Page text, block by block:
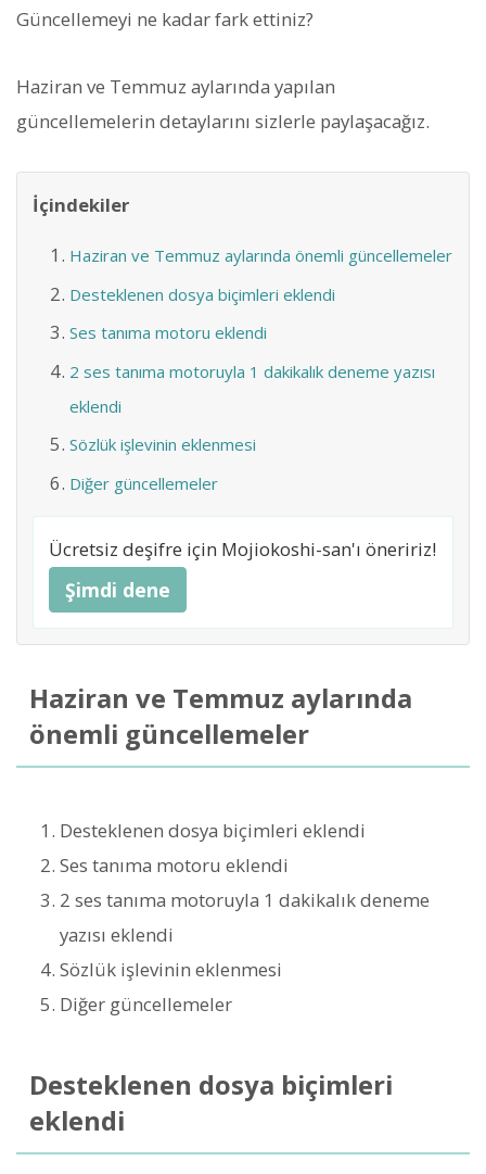
Güncellemeyi ne kadar fark ettiniz?
Haziran ve Temmuz aylarında yapılan
güncellemelerin detaylarını sizlerle paylaşacağız.
İçindekiler
Haziran ve Temmuz aylarında önemli güncellemeler
Desteklenen dosya biçimleri eklendi
Ses tanıma motoru eklendi
2 ses tanıma motoruyla 1 dakikalık deneme yazısı
eklendi
Sözlük işlevinin eklenmesi
Diğer güncellemeler
Ücretsiz deşifre için Mojiokoshi-san'ı öneririz!
Şimdi dene
Haziran ve Temmuz aylarında
önemli güncellemeler
Desteklenen dosya biçimleri eklendi
Ses tanıma motoru eklendi
2 ses tanıma motoruyla 1 dakikalık deneme
yazısı eklendi
Sözlük işlevinin eklenmesi
Diğer güncellemeler
Desteklenen dosya biçimleri
eklendi